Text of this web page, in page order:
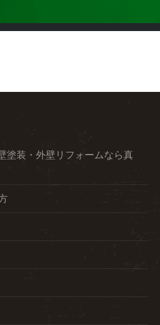
塗装・外壁リフォームなら真